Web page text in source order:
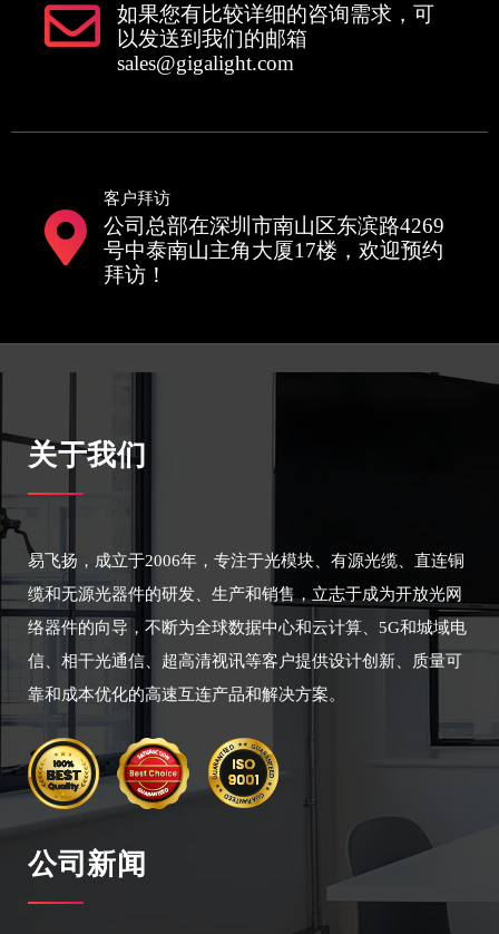
如果您有比较详细的咨询需求，可
以发送到我们的邮箱
sales@gigalight.com
客户拜访
公司总部在深圳市南山区东滨路4269
号中泰南山主角大厦17楼，欢迎预约
拜访！
关于我们
易飞扬，成立于2006年，专注于光模块、有源光缆、直连铜
缆和无源光器件的研发、生产和销售，立志于成为开放光网
络器件的向导，不断为全球数据中心和云计算、5G和城域电
信、相干光通信、超高清视讯等客户提供设计创新、质量可
靠和成本优化的高速互连产品和解决方案。
公司新闻